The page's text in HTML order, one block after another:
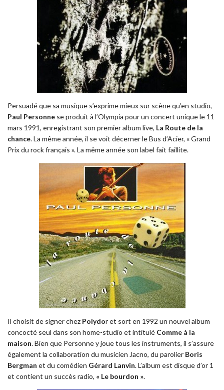
Persuadé que sa musique s’exprime mieux sur scène qu’en studio,
Paul Personne se produit à l’Olympia pour un concert unique le 11
mars 1991, enregistrant son premier album live, La Route de la
chance. La même année, il se voit décerner le Bus d’Acier, « Grand
Prix du rock français ». La même année son label fait faillite.
Il choisit de signer chez Polydor et sort en 1992 un nouvel album
concocté seul dans son home-studio et intitulé Comme à la
maison. Bien que Personne y joue tous les instruments, il s’assure
également la collaboration du musicien Jacno, du parolier Boris
Bergman et du comédien Gérard Lanvin. L’album est disque d’or 1
et contient un succès radio, « Le bourdon ».